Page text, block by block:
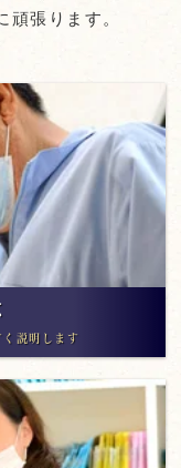
張ります。
説明します